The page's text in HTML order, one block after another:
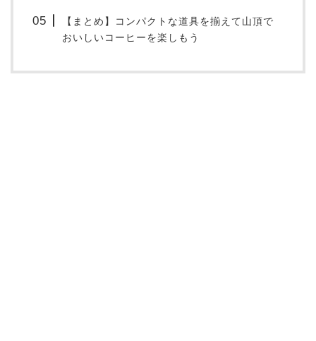
【まとめ】コンパクトな道具を揃えて山頂で
おいしいコーヒーを楽しもう